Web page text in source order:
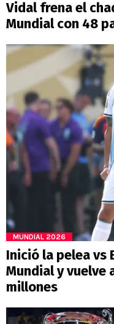
Vidal frena el
Mundial con 48
MUNDIAL 2026
Inició la pelea vs
Mundial y vuelve
millones